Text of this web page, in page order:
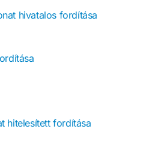
hivatalos fordítása
hitelesített fordítása